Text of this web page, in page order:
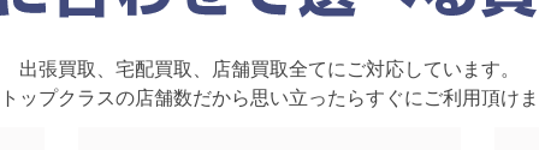
出張買取、宅配買取、店舗買取全てにご対応しています。
ップクラスの店舗数だから思い立ったらすぐにご利用頂け